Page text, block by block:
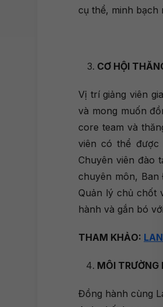
cụ thể, minh bạch
CƠ HỘI
Vị trí giảng viên
và mong muốn
core team và
viên có thể được
Chuyên viên đào
chuyên môn, Ban
Quản lý chủ chốt
hành và gắn bó
THAM KHẢO:
MÔI TRƯỜNG
Đồng hành cùng